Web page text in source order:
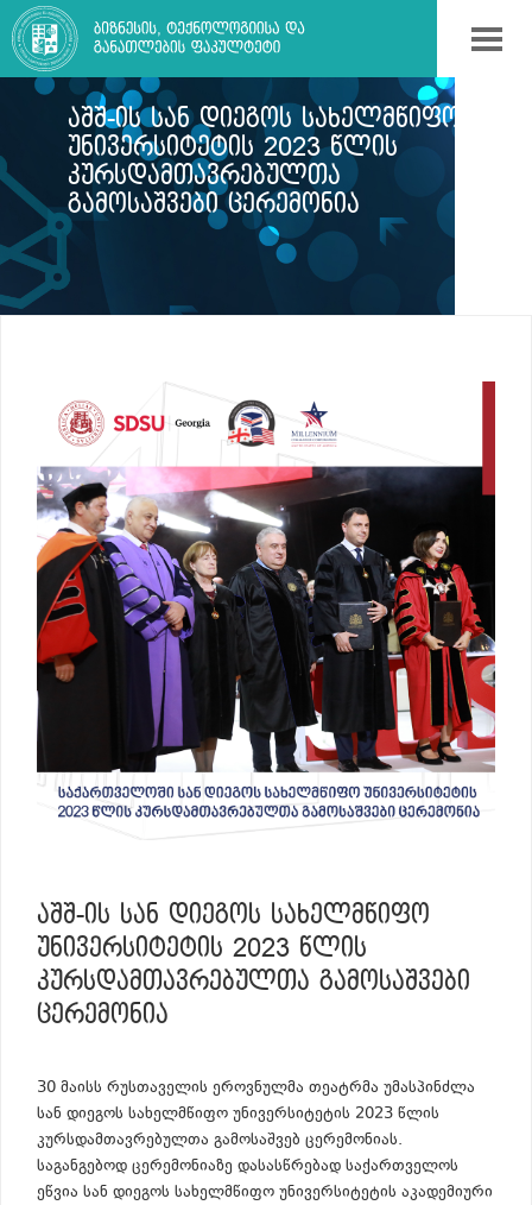
ᲐᲨᲨ-ᲘᲡ ᲡᲐᲜ ᲓᲘᲔᲒᲝᲡ ᲡᲐᲮᲔᲚᲛᲬᲘᲤᲝ
ᲣᲜᲘᲕᲔᲠᲡᲘᲢᲔᲢᲘᲡ 2023 ᲬᲚᲘᲡ
ᲙᲣᲠᲡᲓᲐᲛᲗᲐᲕᲠᲔᲑᲣᲚᲗᲐ
ᲒᲐᲛᲝᲡᲐᲨᲕᲔᲑᲘ ᲪᲔᲠᲔᲛᲝᲜᲘᲐ
ᲐᲨᲨ-ᲘᲡ ᲡᲐᲜ ᲓᲘᲔᲒᲝᲡ ᲡᲐᲮᲔᲚᲛᲬᲘᲤᲝ
ᲣᲜᲘᲕᲔᲠᲡᲘᲢᲔᲢᲘᲡ 2023 ᲬᲚᲘᲡ
ᲙᲣᲠᲡᲓᲐᲛᲗᲐᲕᲠᲔᲑᲣᲚᲗᲐ ᲒᲐᲛᲝᲡᲐᲨᲕᲔᲑᲘ
ᲪᲔᲠᲔᲛᲝᲜᲘᲐ
30 მაისს რუსთაველის ეროვნულმა თეატრმა უმასპინძლა
სან დიეგოს სახელმწიფო უნივერსიტეტის 2023 წლის
კურსდამთავრებულთა გამოსაშვებ ცერემონიას.
საგანგებოდ ცერემონიაზე დასასწრებად საქართველოს
ეწვია სან დიეგოს სახელმწიფო უნივერსიტეტის აკადემიური